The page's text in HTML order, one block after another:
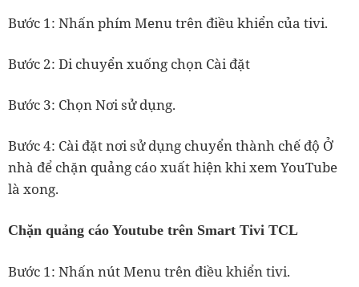
Bước 1: Nhấn phím Menu trên điều khiển của tivi.
Bước 2: Di chuyển xuống chọn Cài đặt
Bước 3: Chọn Nơi sử dụng.
Bước 4: Cài đặt nơi sử dụng chuyển thành chế độ Ở
nhà để chặn quảng cáo xuất hiện khi xem YouTube
là xong.
Chặn quảng cáo Youtube trên Smart Tivi TCL
Bước 1: Nhấn nút Menu trên điều khiển tivi.